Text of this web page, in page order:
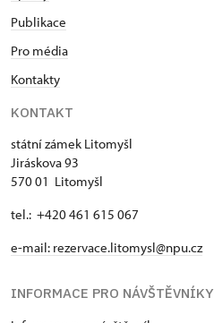
Publikace
Pro média
Kontakty
KONTAKT
státní zámek Litomyšl
Jiráskova 93
570 01 Litomyšl
tel.: +420 461 615 067
e-mail: rezervace.litomysl@npu.cz
INFORMACE PRO NÁVŠTĚVNÍKY